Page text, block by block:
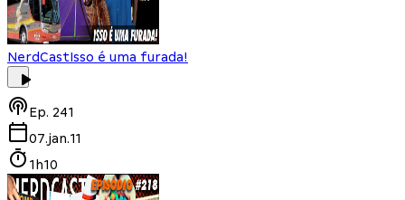
NerdCastIsso é uma furada!
Ep. 241
07.jan.11
1h10